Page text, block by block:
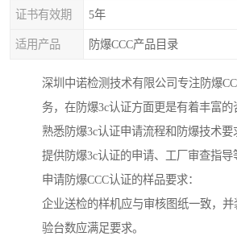
证书有效期 5年
适用产品 防爆CCC产品目录
深圳中诺检测技术有限公司专注防爆
务，在防爆3c认证方面更是有着丰富的
熟悉防爆3c认证申请流程和防爆技术要
提供防爆3c认证的申请、工厂审查指导
申请防爆CCC认证的样品要求：
企业送检的样机应与审核图纸一致，
验台数应满足要求。